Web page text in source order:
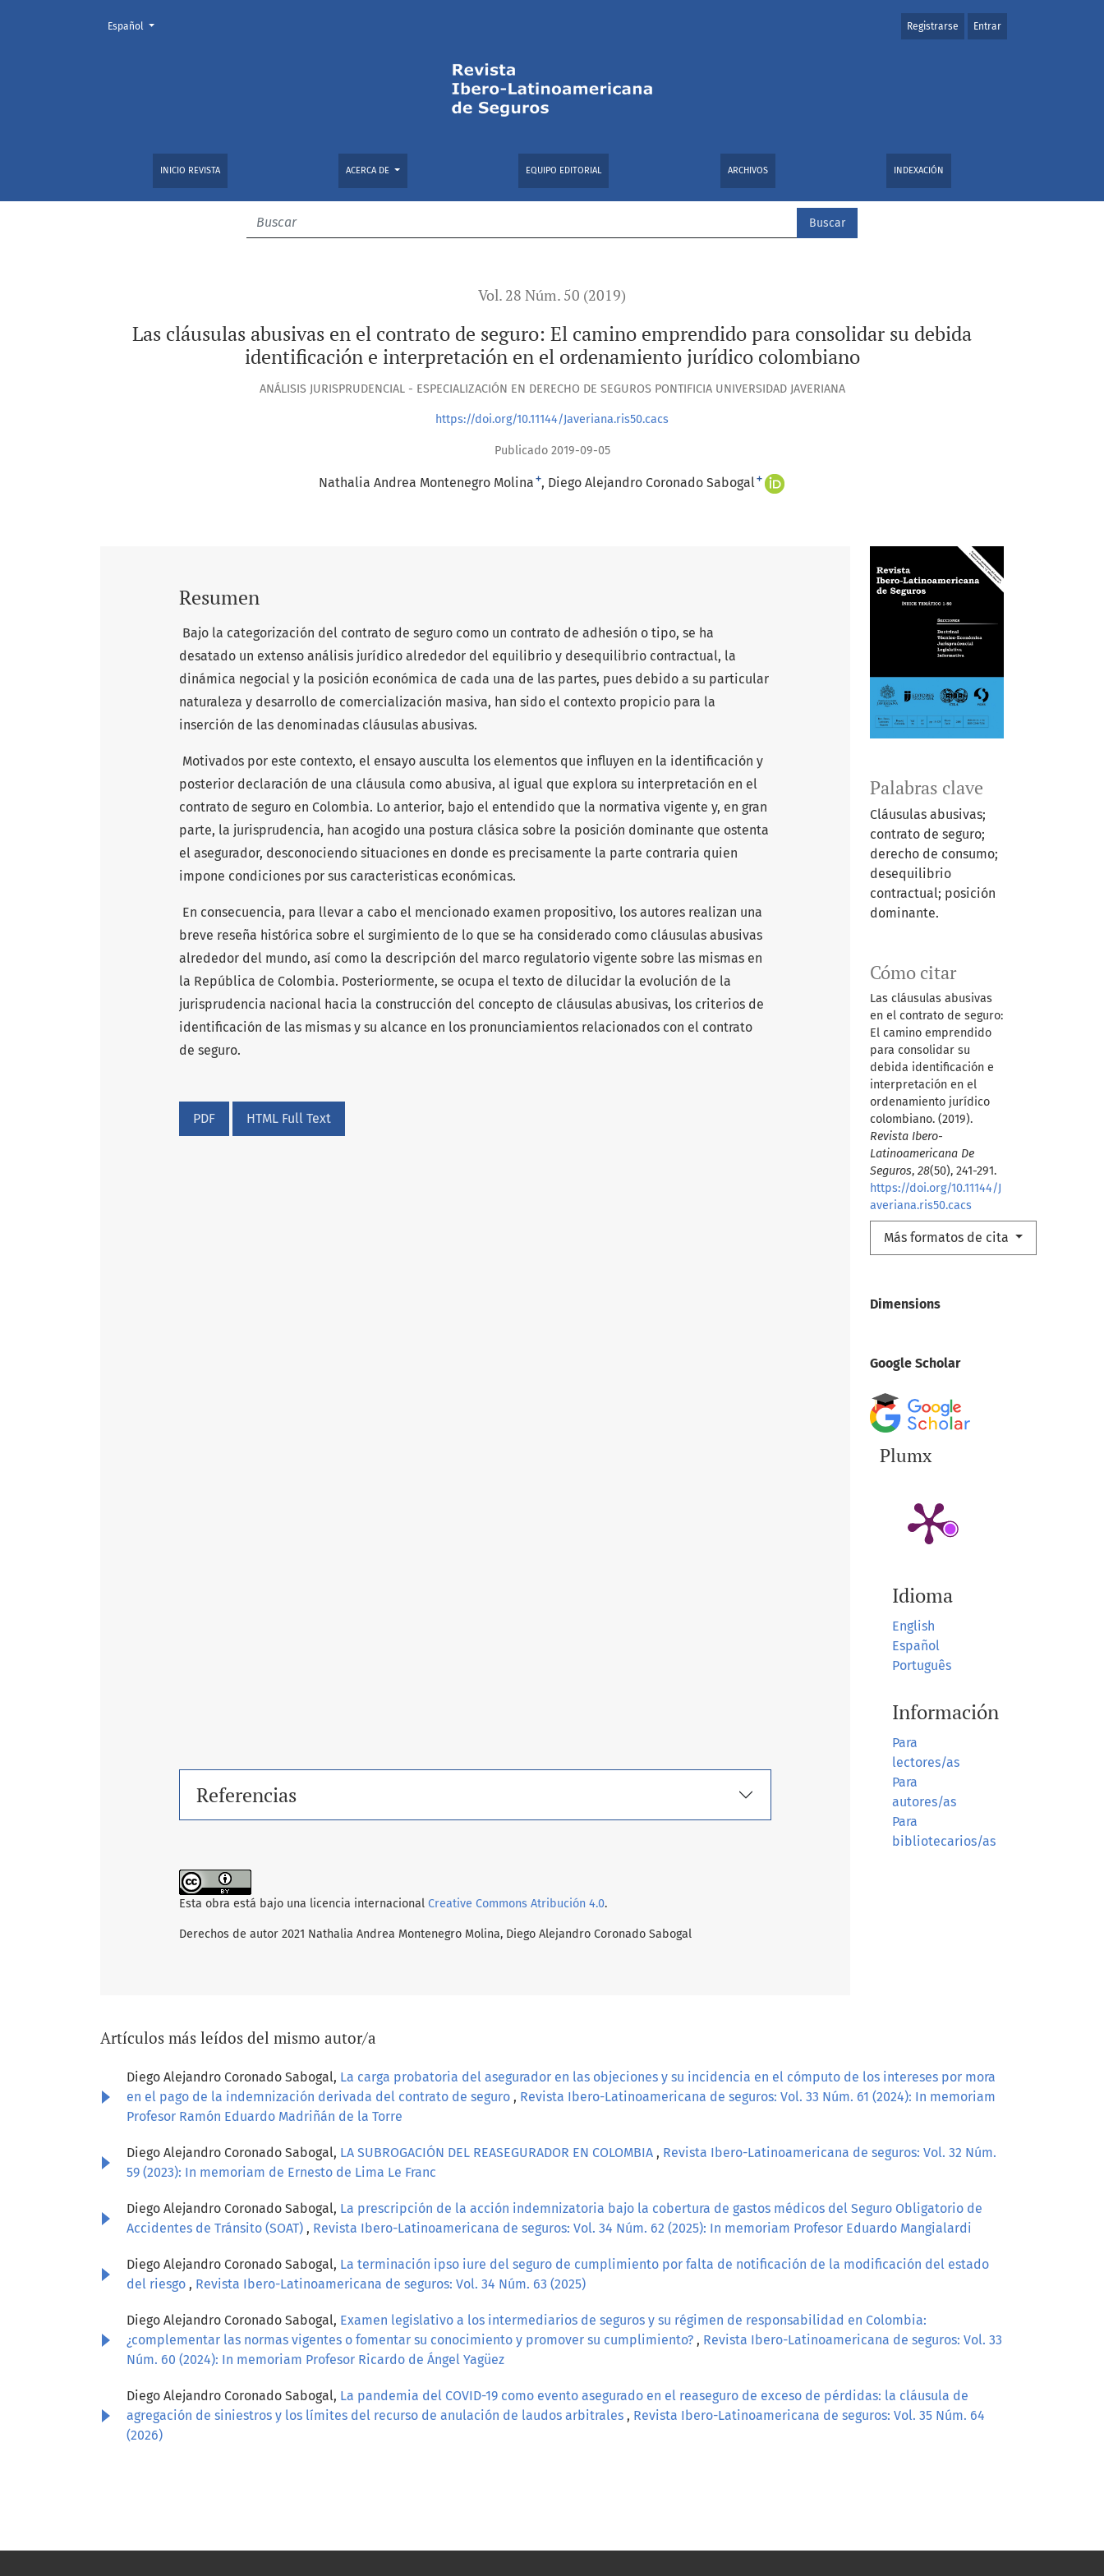
Las cláusulas abusivas en el contrato de seguro: El camino emprendido para consolidar su debida identificación e interpretación en el ordenamiento jurídico
INICIO REVISTA ACERCA DE EQUIPO EDITORIAL ARCHIVOS INDEXACIÓN
Registrarse Entrar
Cambiar el idioma. El actual es:
Español
Buscar
Vol. 28 Núm. 50 (2019)
Las cláusulas abusivas en el contrato de seguro: El camino emprendido para consolidar su debida
identificación e interpretación en el ordenamiento jurídico colombiano
ANÁLISIS JURISPRUDENCIAL - ESPECIALIZACIÓN EN DERECHO DE SEGUROS PONTIFICIA UNIVERSIDAD JAVERIANA
https://doi.org/10.11144/Javeriana.ris50.cacs
Publicado 2019-09-05
Nathalia Andrea Montenegro Molina + Diego Alejandro Coronado Sabogal +
Palabras clave
Cláusulas abusivas;
contrato de seguro;
derecho de consumo;
desequilibrio
contractual; posición
dominante.
Cómo citar
Las cláusulas abusivas
en el contrato de seguro:
El camino emprendido
para consolidar su
debida identificación e
interpretación en el
ordenamiento jurídico
colombiano. (2019).
Revista Ibero-
Latinoamericana De
Seguros, 28(50), 241-291.
https://doi.org/10.11144/J
averiana.ris50.cacs
Más formatos de cita
Dimensions
Google Scholar
Plumx
Idioma
English
Español
Português
Información
Para
lectores/as
Para
autores/as
Para
bibliotecarios/as
Resumen
Bajo la categorización del contrato de seguro como un contrato de adhesión o tipo, se ha
desatado un extenso análisis jurídico alrededor del equilibrio y desequilibrio contractual, la
dinámica negocial y la posición económica de cada una de las partes, pues debido a su particular
naturaleza y desarrollo de comercialización masiva, han sido el contexto propicio para la
inserción de las denominadas cláusulas abusivas.
Motivados por este contexto, el ensayo ausculta los elementos que influyen en la identificación y
posterior declaración de una cláusula como abusiva, al igual que explora su interpretación en el
contrato de seguro en Colombia. Lo anterior, bajo el entendido que la normativa vigente y, en gran
parte, la jurisprudencia, han acogido una postura clásica sobre la posición dominante que ostenta
el asegurador, desconociendo situaciones en donde es precisamente la parte contraria quien
impone condiciones por sus caracteristicas económicas.
En consecuencia, para llevar a cabo el mencionado examen propositivo, los autores realizan una
breve reseña histórica sobre el surgimiento de lo que se ha considerado como cláusulas abusivas
alrededor del mundo, así como la descripción del marco regulatorio vigente sobre las mismas en
la República de Colombia. Posteriormente, se ocupa el texto de dilucidar la evolución de la
jurisprudencia nacional hacia la construcción del concepto de cláusulas abusivas, los criterios de
identificación de las mismas y su alcance en los pronunciamientos relacionados con el contrato
de seguro.
PDF HTML Full Text
Referencias
Esta obra está bajo una licencia internacional Creative Commons Atribución 4.0.
Derechos de autor 2021 Nathalia Andrea Montenegro Molina, Diego Alejandro Coronado Sabogal
Artículos más leídos del mismo autor/a
Diego Alejandro Coronado Sabogal, La carga probatoria del asegurador en las objeciones y su incidencia en el cómputo de los intereses por mora
en el pago de la indemnización derivada del contrato de seguro , Revista Ibero-Latinoamericana de seguros: Vol. 33 Núm. 61 (2024): In memoriam
Profesor Ramón Eduardo Madriñán de la Torre
Diego Alejandro Coronado Sabogal, LA SUBROGACIÓN DEL REASEGURADOR EN COLOMBIA , Revista Ibero-Latinoamericana de seguros: Vol. 32 Núm.
59 (2023): In memoriam de Ernesto de Lima Le Franc
Diego Alejandro Coronado Sabogal, La prescripción de la acción indemnizatoria bajo la cobertura de gastos médicos del Seguro Obligatorio de
Accidentes de Tránsito (SOAT) , Revista Ibero-Latinoamericana de seguros: Vol. 34 Núm. 62 (2025): In memoriam Profesor Eduardo Mangialardi
Diego Alejandro Coronado Sabogal, La terminación ipso iure del seguro de cumplimiento por falta de notificación de la modificación del estado
del riesgo , Revista Ibero-Latinoamericana de seguros: Vol. 34 Núm. 63 (2025)
Diego Alejandro Coronado Sabogal, Examen legislativo a los intermediarios de seguros y su régimen de responsabilidad en Colombia:
¿complementar las normas vigentes o fomentar su conocimiento y promover su cumplimiento? , Revista Ibero-Latinoamericana de seguros: Vol. 33
Núm. 60 (2024): In memoriam Profesor Ricardo de Ángel Yagüez
Diego Alejandro Coronado Sabogal, La pandemia del COVID-19 como evento asegurado en el reaseguro de exceso de pérdidas: la cláusula de
agregación de siniestros y los límites del recurso de anulación de laudos arbitrales , Revista Ibero-Latinoamericana de seguros: Vol. 35 Núm. 64
(2026)